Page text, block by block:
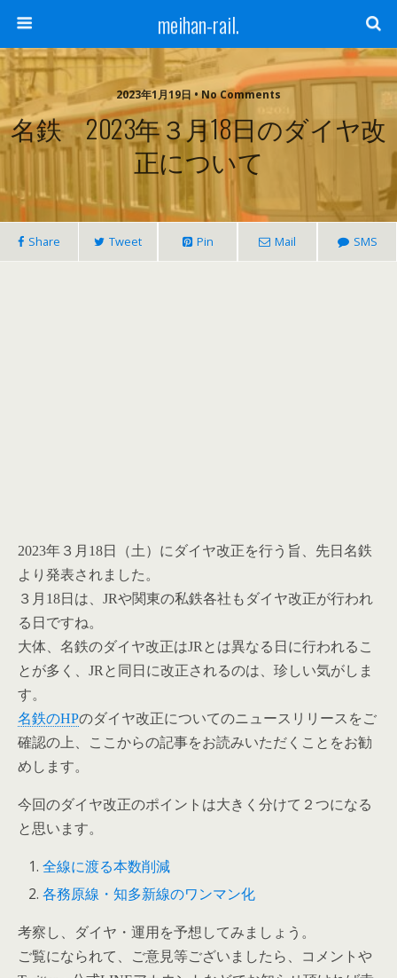
meihan-rail.
2023年1月19日 • No Comments
名鉄 2023年３月18日のダイヤ改
正について
Share Tweet Pin Mail SMS
2023年３月18日（土）にダイヤ改正を行う旨、先日名鉄
より発表されました。
３月18日は、JRや関東の私鉄各社もダイヤ改正が行われ
る日ですね。
大体、名鉄のダイヤ改正はJRとは異なる日に行われるこ
とが多く、JRと同日に改正されるのは、珍しい気がしま
す。
名鉄のHPのダイヤ改正についてのニュースリリースをご
確認の上、ここからの記事をお読みいただくことをお勧
めします。
今回のダイヤ改正のポイントは大きく分けて２つになる
と思います。
全線に渡る本数削減
各務原線・知多新線のワンマン化
考察し、ダイヤ・運用を予想してみましょう。
ご覧になられて、ご意見等ございましたら、コメントや